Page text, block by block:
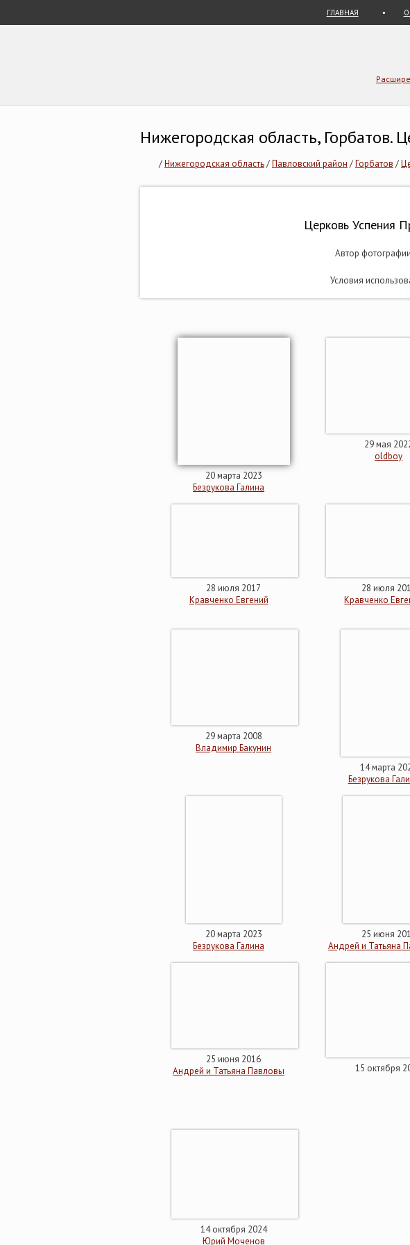
ГЛАВНАЯ
Нижегородская область, Горбатов.
/Нижегородская область/Павловский район /Горбатов /
Церковь Успения
Автор
Условия
20 марта 2023
Безрукова Галина
29 мая
oldboy
28 июля 2017
Кравченко Евгений
28 июля
Кравченко
29 марта 2008
Владимир Бакунин
14 марта
Безрукова
20 марта 2023
Безрукова Галина
25 июня
Андрей и Татьяна
25 июня 2016
Андрей и Татьяна Павловы
15 октября
14 октября 2024
Юрий Моченов